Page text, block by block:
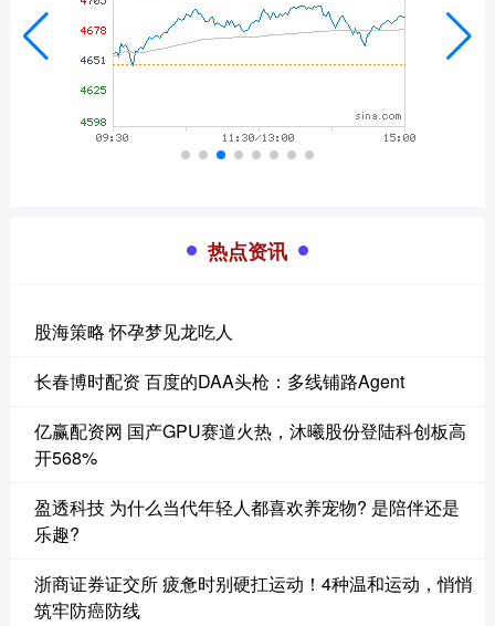
热点资讯
股海策略 怀孕梦见龙吃人
长春博时配资 百度的DAA头枪：多线铺路Agent
亿赢配资网 国产GPU赛道火热，沐曦股份登陆科创板高
开568%
盈透科技 为什么当代年轻人都喜欢养宠物? 是陪伴还是
乐趣?
浙商证券证交所 疲惫时别硬扛运动！4种温和运动，悄悄
筑牢防癌防线